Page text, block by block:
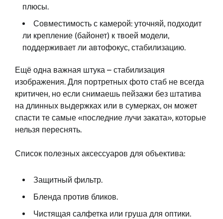
плюсы.
Совместимость с камерой: уточняй, подходит
ли крепление (байонет) к твоей модели,
поддерживает ли автофокус, стабилизацию.
Ещё одна важная штука – стабилизация
изображения. Для портретных фото стаб не всегда
критичен, но если снимаешь пейзажи без штатива
на длинных выдержках или в сумерках, он может
спасти те самые «последние лучи заката», которые
нельзя переснять.
Список полезных аксессуаров для объектива:
Защитный фильтр.
Бленда против бликов.
Чистящая салфетка или груша для оптики.